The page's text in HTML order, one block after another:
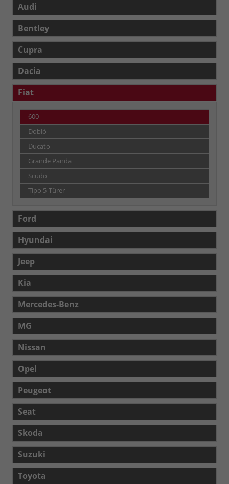
Audi
Bentley
Cupra
Dacia
Fiat
600
Doblò
Ducato
Grande Panda
Scudo
Tipo 5-Türer
Ford
Hyundai
Jeep
Kia
Mercedes-Benz
MG
Nissan
Opel
Peugeot
Seat
Skoda
Suzuki
Toyota